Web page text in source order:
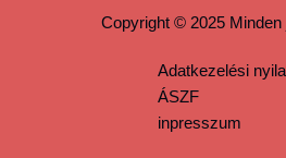
Copyright © 2025 Minden
Adatkezelési
ÁSZF
inpresszum